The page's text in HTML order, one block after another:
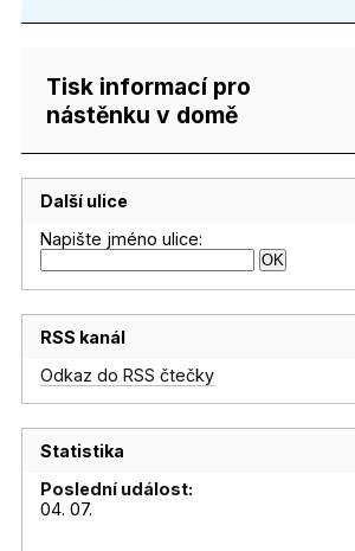
Tisk informací pro
nástěnku v domě
Další ulice
Napište jméno ulice:
RSS kanál
Odkaz do RSS čtečky
Statistika
Poslední událost:
04. 07.